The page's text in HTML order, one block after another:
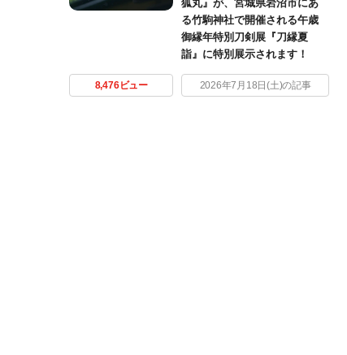
狐丸』が、宮城県岩沼市にあ
る竹駒神社で開催される午歳
御縁年特別刀剣展『刀縁夏
詣』に特別展示されます！
8,476ビュー 2026年7月18日(土)の記事